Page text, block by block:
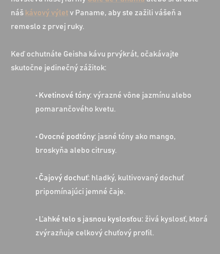
náš kávový výlet v Paname, aby ste zažili vášeň a
remeslo z prvej ruky.
Keď ochutnáte Geisha kávu prvýkrát, očakávajte
skutočne jedinečný zážitok:
• Kvetinové tóny: výrazné vône jazmínu alebo
pomarančového kvetu.
• Ovocné podtóny: jasné tóny ako mango,
broskyňa alebo citrusy.
• Čajový dochuť: hladký, kultivovaný dochuť
pripomínajúci jemné čaje.
• Ľahké telo s jasnou kyslosťou: živá kyslosť, ktorá
zvýrazňuje celkový chuťový profil.